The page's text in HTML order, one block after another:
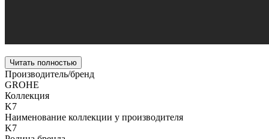
Читать полностью
Производитель/бренд
GROHE
Коллекция
K7
Наименование коллекции у производителя
K7